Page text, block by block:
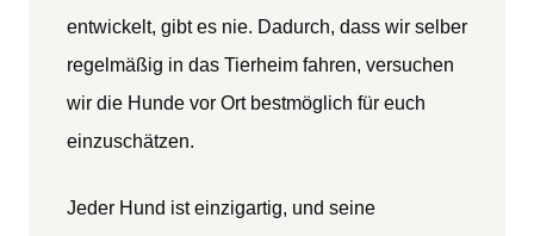
entwickelt, gibt es nie. Dadurch, dass wir selber
regelmäßig in das Tierheim fahren, versuchen
wir die Hunde vor Ort bestmöglich für euch
einzuschätzen.
Jeder Hund ist einzigartig, und seine